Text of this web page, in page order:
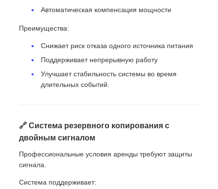
Автоматическая компенсация мощности
Преимущества:
Снижает риск отказа одного источника питания
Поддерживает непрерывную работу
Улучшает стабильность системы во время
длительных событий.
🔗 Система резервного копирования с
двойным сигналом
Профессиональные условия аренды требуют защиты
сигнала.
Система поддерживает: